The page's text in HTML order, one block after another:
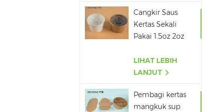
Cangkir Saus
Kertas Sekali
Pakai 1.5oz 2oz
LIHAT LEBIH
LANJUT
Pembagi kertas
mangkuk sup